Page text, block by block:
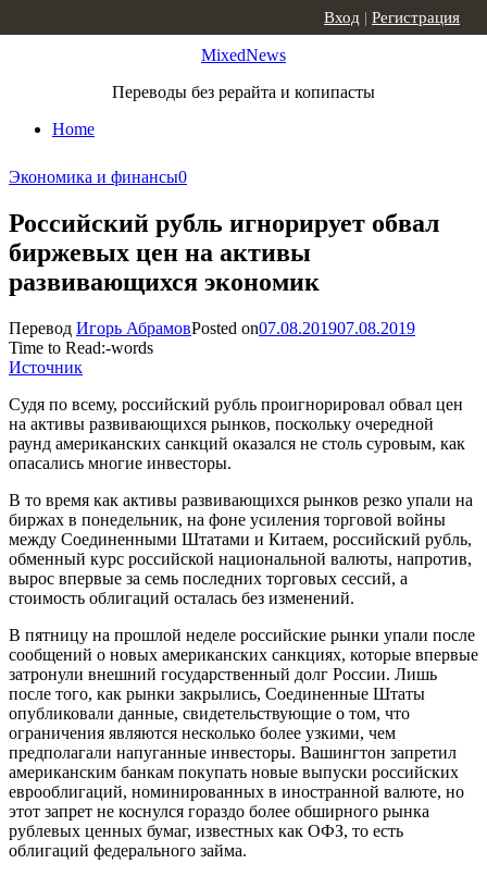
MixedNews
Переводы без рерайта и копипасты
Home
Вход | Регистрация
Экономика и финансы0
Российский рубль игнорирует обвал
биржевых цен на активы
развивающихся экономик
Перевод Игорь АбрамовPosted on07.08.201907.08.2019
Time to Read:-words
Источник
Судя по всему, российский рубль проигнорировал обвал цен
на активы развивающихся рынков, поскольку очередной
раунд американских санкций оказался не столь суровым, как
опасались многие инвесторы.
В то время как активы развивающихся рынков резко упали на
биржах в понедельник, на фоне усиления торговой войны
между Соединенными Штатами и Китаем, российский рубль,
обменный курс российской национальной валюты, напротив,
вырос впервые за семь последних торговых сессий, а
стоимость облигаций осталась без изменений.
В пятницу на прошлой неделе российские рынки упали после
сообщений о новых американских санкциях, которые впервые
затронули внешний государственный долг России. Лишь
после того, как рынки закрылись, Соединенные Штаты
опубликовали данные, свидетельствующие о том, что
ограничения являются несколько более узкими, чем
предполагали напуганные инвесторы. Вашингтон запретил
американским банкам покупать новые выпуски российских
еврооблигаций, номинированных в иностранной валюте, но
этот запрет не коснулся гораздо более обширного рынка
рублевых ценных бумаг, известных как ОФЗ, то есть
облигаций федерального займа.